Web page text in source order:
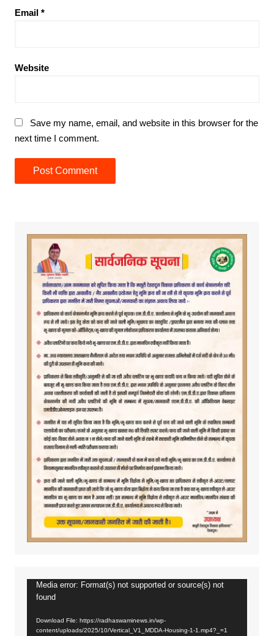
Email *
Website
Save my name, email, and website in this browser for the
next time I comment.
Video
Player
Media error: Format(s) not supported or source(s) not
found
Download File: https://radhaswaminews.in/wp-
content/uploads/2025/10/Vertical_V1_MDDA-Housing-1-1.mp4?_=1